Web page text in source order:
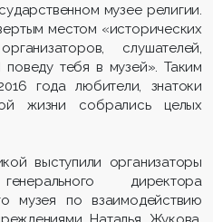
музее религии.
местом «исторических
слушателей,
тебя в музей». Таким
года любители, знатоки
жизни собрались целых
выступили организаторы
директора
музея по взаимодействию